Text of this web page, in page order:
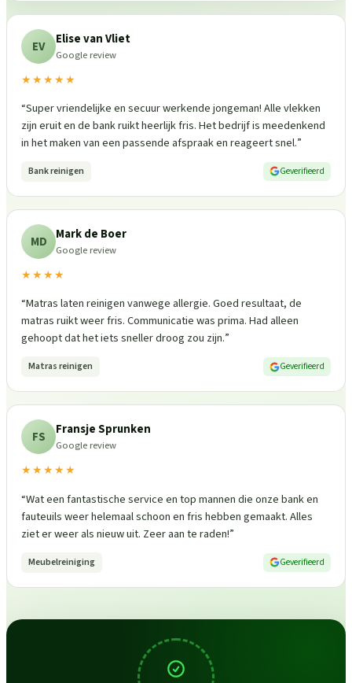
EV Elise van Vliet
Google review
★★★★★
“Super vriendelijke en secuur werkende jongeman! Alle vlekken
zijn eruit en de bank ruikt heerlijk fris. Het bedrijf is meedenkend
in het maken van een passende afspraak en reageert snel.”
Bank reinigen Geverifieerd
MD Mark de Boer
Google review
★★★★
“Matras laten reinigen vanwege allergie. Goed resultaat, de
matras ruikt weer fris. Communicatie was prima. Had alleen
gehoopt dat het iets sneller droog zou zijn.”
Matras reinigen Geverifieerd
FS Fransje Sprunken
Google review
★★★★★
“Wat een fantastische service en top mannen die onze bank en
fauteuils weer helemaal schoon en fris hebben gemaakt. Alles
ziet er weer als nieuw uit. Zeer aan te raden!”
Meubelreiniging Geverifieerd